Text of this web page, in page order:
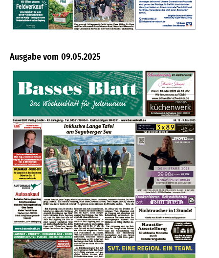
09.05.2025